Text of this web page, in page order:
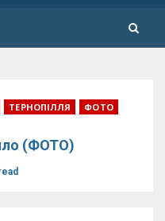
ТЕРНОПІЛЛЯ ФОТО
(ФОТО)